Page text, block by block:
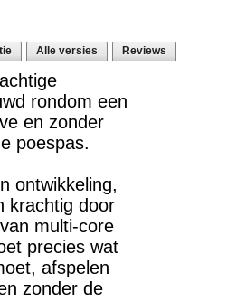
Alle versies Reviews
rondom een
en zonder
poespas.
ontwikkeling,
krachtig door
multi-core
precies wat
afspelen
zonder de